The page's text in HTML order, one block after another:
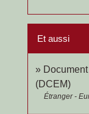
Et aussi
(DCEM)
Étranger -